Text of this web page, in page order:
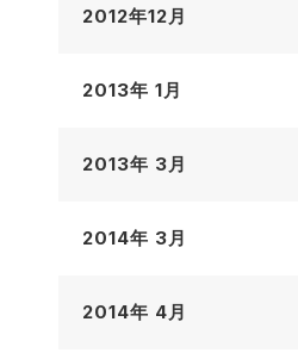
2012年12月
2013年 1月
2013年 3月
2014年 3月
2014年 4月